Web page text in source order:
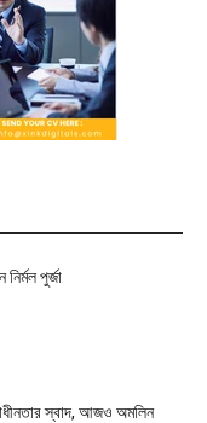
পুর্জা
স্বাদ, আজও অমলিন